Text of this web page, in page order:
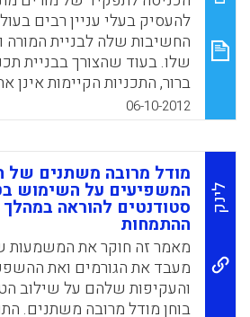
נחיצותו של רצף בהתפתחותם
המורים, תפיסה הנגזרת מן
ובהתעדכנות מתמדת לאורך
במארג ייחודי פרקי
אחד משלבי הרצף ( שרה
WhatsApp
Facebook
Email
X
להעסיק בעלי עניין רבים
החשיבות שלה לבניית המורה
שלו. בעוד שהצורך בבניית
ברור, התכניות הקיימות אינן
מוצג מדגם ממודלים של
ומן העולם, היבטים
לרוח התקופה ומגוון
המפתח כגון: המורים החדשים,
צוותים תומכים וגורמי
ועמי סלנט) .
WhatsApp
Facebook
Email
X
06-10-2012
לינק
מודל מרובה משתנים של
המשפיעים על השימוש
סטודנטים להוראה
ההתמחות
מאמר זה חוקר את המשמעות
מעבד את הגורמים ואת
והעקיפות שלהם על שילוב
בוחן מודל מרובה משתנים.